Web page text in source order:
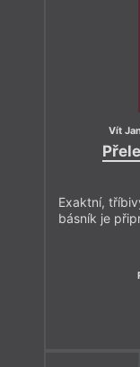
Vít
Exaktní,
básník je